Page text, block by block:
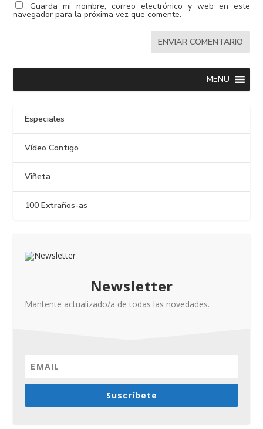
Guarda mi nombre, correo electrónico y web en este
navegador para la próxima vez que comente.
MENU
Especiales
Vídeo Contigo
Viñeta
100 Extraños-as
Newsletter
Mantente actualizado/a de todas las novedades.
Suscríbete